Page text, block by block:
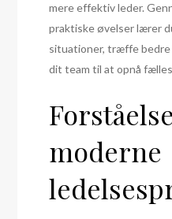
mere effektiv leder.
praktiske øvelser lærer
situationer, træffe
dit team til at opnå fælles
moderne